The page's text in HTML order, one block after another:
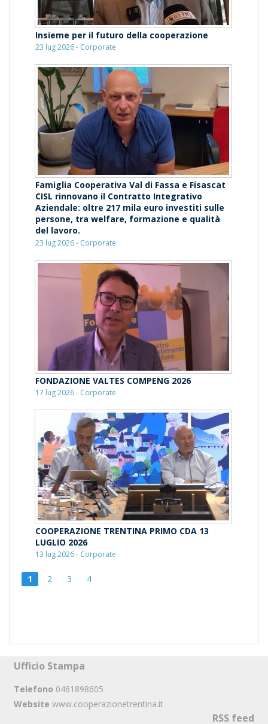
Insieme per il futuro della cooperazione
23 lug 2026 - Corporate
Famiglia Cooperativa Val di Fassa e Fisascat
CISL rinnovano il Contratto Integrativo
Aziendale: oltre 217 mila euro investiti sulle
persone, tra welfare, formazione e qualità
del lavoro.
23 lug 2026 - Corporate
FONDAZIONE VALTES COMPENG 2026
17 lug 2026 - Corporate
COOPERAZIONE TRENTINA PRIMO CDA 13
LUGLIO 2026
13 lug 2026 - Corporate
1 2 3 4
Ufficio Stampa
Telefono 0461898605
Website www.cooperazionetrentina.it
RSS feed